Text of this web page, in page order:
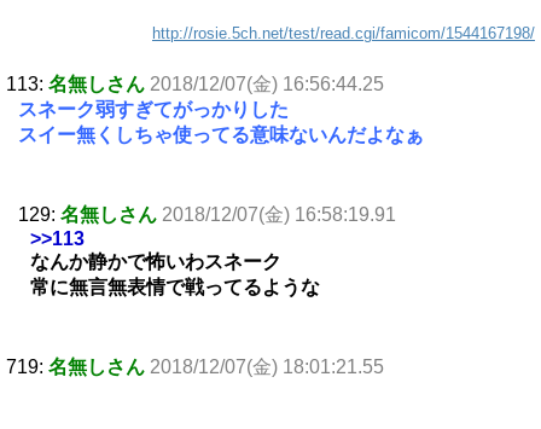
http://rosie.5ch.net/test/read.cgi/famicom/1544167198/
113: 名無しさん 2018/12/07(金) 16:56:44.25
スネーク弱すぎてがっかりした
スイー無くしちゃ使ってる意味ないんだよなぁ
129: 名無しさん 2018/12/07(金) 16:58:19.91
>>113
なんか静かで怖いわスネーク
常に無言無表情で戦ってるような
719: 名無しさん 2018/12/07(金) 18:01:21.55